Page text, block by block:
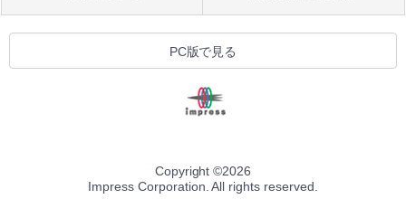
PC版で見る
Copyright ©2026
Impress Corporation. All rights reserved.